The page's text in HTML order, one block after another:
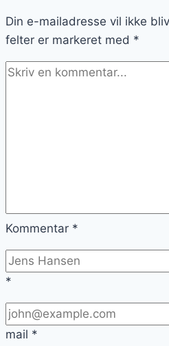
Din e-mailadresse vil ikke
felter er markeret med *
Kommentar *
*
mail *